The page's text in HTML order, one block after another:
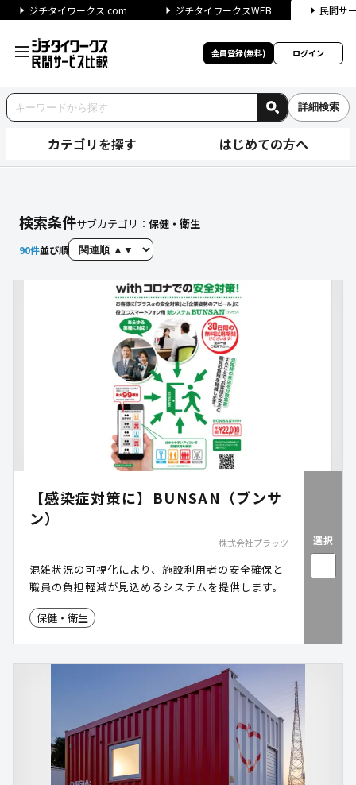
ジチタイワークス.com ジチタイワークスWEB 民間サ
会員登録(無料) ログイン
詳細検索
カテゴリを探す はじめての方へ
検索条件サブカテゴリ： 保健・衛生
90件並び順
【感染症対策に】BUNSAN（ブンサ
ン）
株式会社プラッツ
混雑状況の可視化により、施設利用者の安全確保と
職員の負担軽減が見込めるシステムを提供します。
保健・衛生
選択